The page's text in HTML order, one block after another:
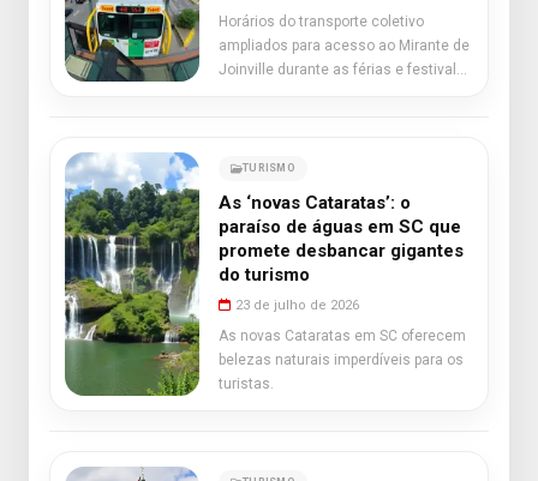
Horários do transporte coletivo
ampliados para acesso ao Mirante de
Joinville durante as férias e festival
TURISMO
As ‘novas Cataratas’: o
paraíso de águas em SC que
promete desbancar gigantes
do turismo
23 de julho de 2026
As novas Cataratas em SC oferecem
belezas naturais imperdíveis para os
turistas.